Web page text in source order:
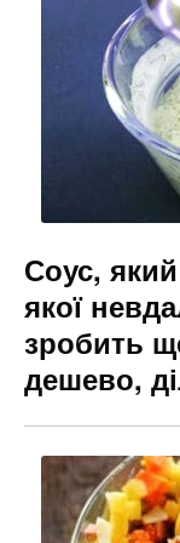
Соус,
якої
зробить
дешево,